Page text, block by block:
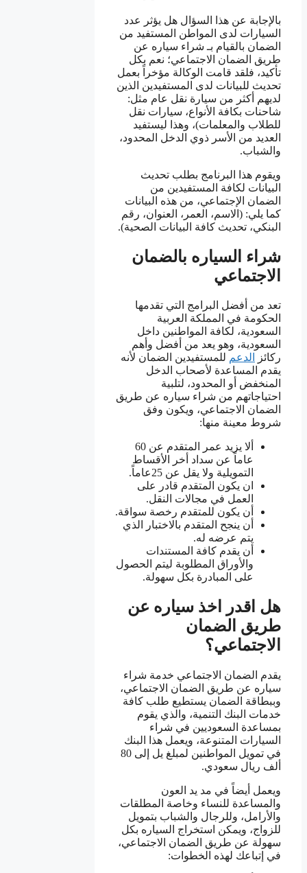
بالإجابة عن هذا السؤال هل يؤثر عدد
السيارات لدى المواطن المستفيد من
الضمان بالقيام بـ شراء سياره عن
طريق الضمان الاجتماعي؛ نعم بكل
تأكيد، فلقد قامت الوكالة مؤخراً بعمل
تحديث للبيانات لدى المستفيدين الذين
لديهم أكثر من سيارة نقل عام مثل:
شاحنات بكافة الأنواع، سيارات نقل
للطلاب والمعلمات)، وهذا ليستفيد
العديد من الأسر ذوي الدخل المحدود،
والشباب.
ويقوم هذا البرنامج بطلب تحديث
البيانات لكافة المستفيدين من
الضمان الإجتماعي، من هذه البيانات
كما يلي: (الاسم، العمر، العنوان، رقم
البنكي، تحديث كافة البيانات الصحية).
شراء السياره بالضمان
الاجتماعي
تعد من أفضل البرامج التي تقدمها
الحكومة في المملكة العربية
السعودية، لكافة المواطنين داخل
السعودية، وهو يعد من أفضل وأهم
ركائز
الدعم للمستفيدين الضمان لأنه
يقدم المساعدة لأصحاب الدخل
المنخفض أو المحدود، لتلبية
احتياجاتهم من شراء سياره عن طريق
الضمان الاجتماعي، ويكون وفق
شروط معينة منها:
ألا يزيد عمر المتقدم عن 60
عاماً عن سداد أخر الأقساط
التمويلية ولا يقل عن 25عاماً.
ان يكون المتقدم قادر على
العمل في مجالات النقل.
أن يكون للمتقدم رخصة سواقة.
أن ينجح المتقدم بالاختبار الذي
يتم عرضه له.
أن يقدم كافة المستندات
والأوراق المطلوبة ليتم الحصول
على المبادرة بكل سهولة.
هل اقدر اخذ سياره عن
طريق الضمان
الاجتماعي؟
يقدم الضمان الاجتماعي خدمة شراء
سياره عن طريق الضمان الاجتماعي،
وببطاقة الضمان يستطيع طلب كافة
خدمات البنك التنمية، والذي يقوم
بمساعدة السعوديين في شراء
السيارات المتنوعة، ويعمل هذا البنك
في تمويل المواطنين لمبلغ يل إلى 80
ألف ريال سعودي.
ويعمل أيضاً في مد يد العون
والمساعدة للنساء وخاصة المطلقات
والأرامل، وللرجال والشباب بتمويل
للزواج، ويمكن استخراج السياره بكل
سهولة عن طريق الضمان الاجتماعي،
في إتباعك لهذه الخطوات: